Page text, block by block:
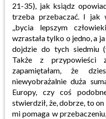
21-35), jak ksiądz
trzeba przebaczać. I jak
,,bycia lepszym
wzrastała tylko o jedno, a
dojdzie do tych siedmiu
Także z przypowieści
zapamiętałam, że
niewyobrażalnie duża
Europy, czy coś
stwierdził, że, dobrze, to
mi pomaga w